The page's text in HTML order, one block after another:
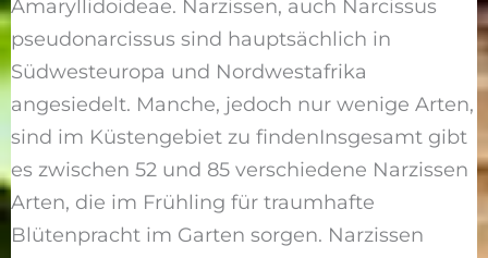
Amaryllidoideae. Narzissen, auch Narcissus
pseudonarcissus sind hauptsächlich in
Südwesteuropa und Nordwestafrika
angesiedelt. Manche, jedoch nur wenige Arten,
sind im Küstengebiet zu findenInsgesamt gibt
es zwischen 52 und 85 verschiedene Narzissen
Arten, die im Frühling für traumhafte
Blütenpracht im Garten sorgen. Narzissen